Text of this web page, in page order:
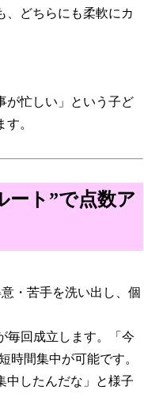
、どちらにも柔軟にカ
が忙しい」という子ど
。
ート”で点数ア
・苦手を洗い出し、個
回成立します。「今
時間集中が可能です。
中したんだな」と様子